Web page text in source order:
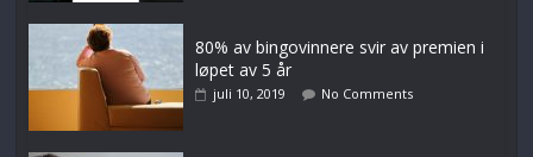
80% av bingovinnere svir av premien i
løpet av 5 år
juli 10, 2019 No Comments